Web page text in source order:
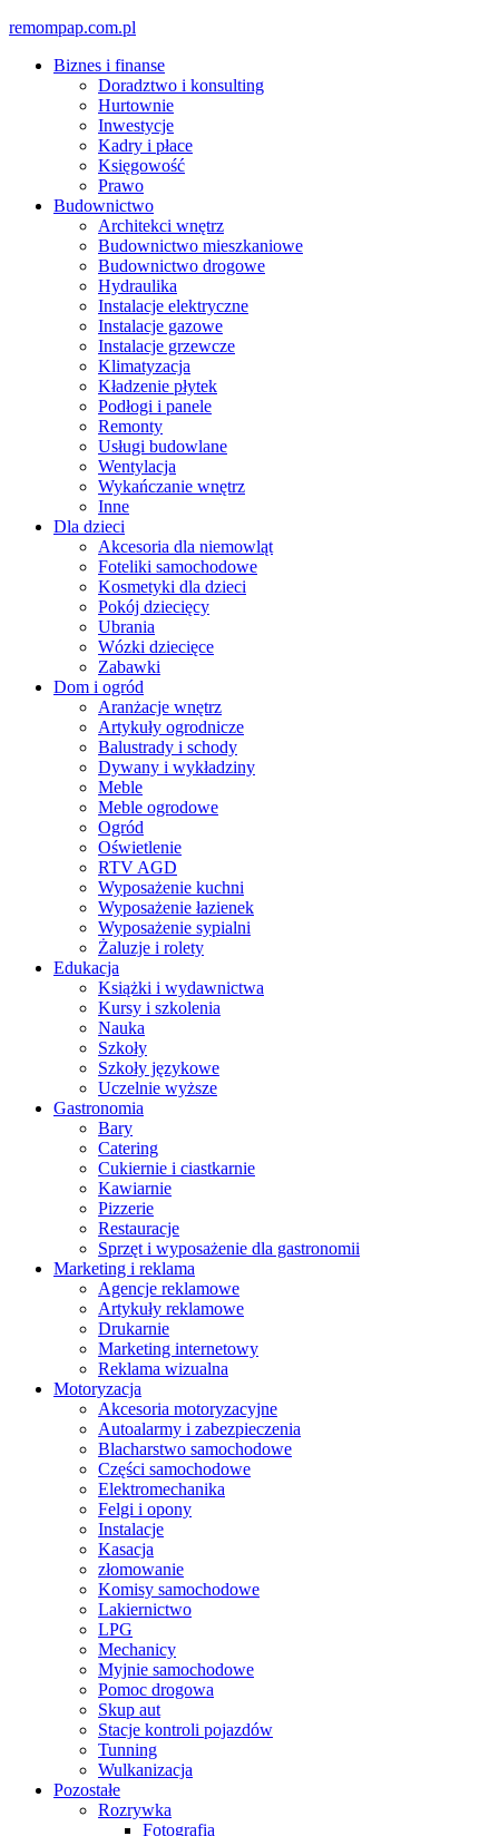
Skip
content
remompap.com.pl
Biznes i finanse
Doradztwo i konsulting
Hurtownie
Inwestycje
Kadry i płace
Księgowość
Prawo
Budownictwo
Architekci wnętrz
Budownictwo mieszkaniowe
Budownictwo drogowe
Hydraulika
Instalacje elektryczne
Instalacje gazowe
Instalacje grzewcze
Klimatyzacja
Kładzenie płytek
Podłogi i panele
Remonty
Usługi budowlane
Wentylacja
Wykańczanie wnętrz
Inne
Dla dzieci
Akcesoria dla niemowląt
Foteliki samochodowe
Kosmetyki dla dzieci
Pokój dziecięcy
Ubrania
Wózki dziecięce
Zabawki
Dom i ogród
Aranżacje wnętrz
Artykuły ogrodnicze
Balustrady i schody
Dywany i wykładziny
Meble
Meble ogrodowe
Ogród
Oświetlenie
RTV AGD
Wyposażenie kuchni
Wyposażenie łazienek
Wyposażenie sypialni
Żaluzje i rolety
Edukacja
Książki i wydawnictwa
Kursy i szkolenia
Nauka
Szkoły
Szkoły językowe
Uczelnie wyższe
Gastronomia
Bary
Catering
Cukiernie i ciastkarnie
Kawiarnie
Pizzerie
Restauracje
Sprzęt i wyposażenie dla gastronomii
Marketing i reklama
Agencje reklamowe
Artykuły reklamowe
Drukarnie
Marketing internetowy
Reklama wizualna
Motoryzacja
Akcesoria motoryzacyjne
Autoalarmy i zabezpieczenia
Blacharstwo samochodowe
Części samochodowe
Elektromechanika
Felgi i opony
Instalacje
Kasacja
złomowanie
Komisy samochodowe
Lakiernictwo
LPG
Mechanicy
Myjnie samochodowe
Pomoc drogowa
Skup aut
Stacje kontroli pojazdów
Tunning
Wulkanizacja
Pozostałe
Rozrywka
Fotografia